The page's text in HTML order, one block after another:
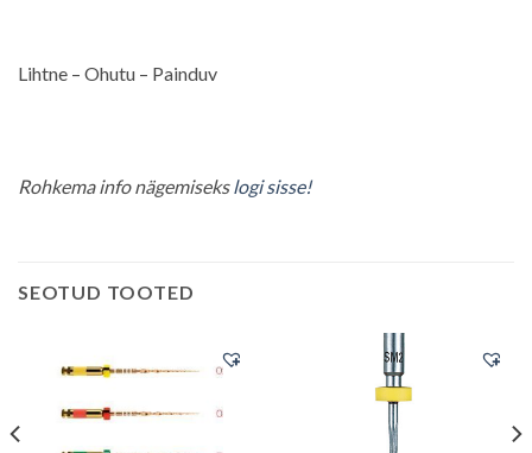
Lihtne – Ohutu – Painduv
Rohkema info nägemisekslogi sisse!
SEOTUD TOOTED